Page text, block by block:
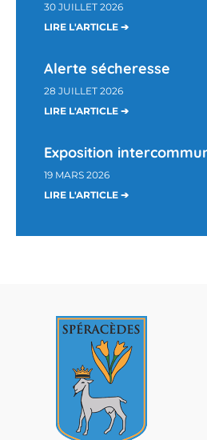
30 JUILLET 2026
LIRE L'ARTICLE ➔
Alerte sécheresse
28 JUILLET 2026
LIRE L'ARTICLE ➔
Exposition
19 MARS 2026
LIRE L'ARTICLE ➔